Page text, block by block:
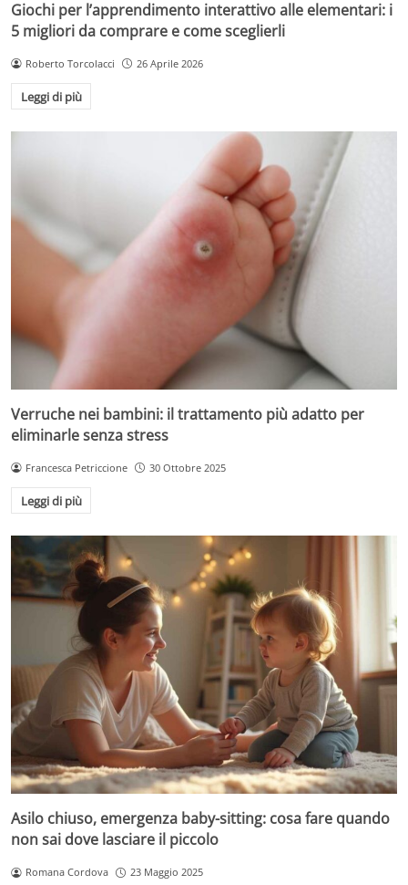
Giochi per l’apprendimento interattivo alle elementari: i
5 migliori da comprare e come sceglierli
Roberto Torcolacci 26 Aprile 2026
Leggi di più
Verruche nei bambini: il trattamento più adatto per
eliminarle senza stress
Francesca Petriccione 30 Ottobre 2025
Leggi di più
Asilo chiuso, emergenza baby-sitting: cosa fare quando
non sai dove lasciare il piccolo
Romana Cordova 23 Maggio 2025